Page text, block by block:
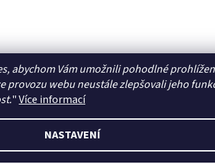
abychom Vám umožnili pohodlné
provozu webu neustále zlepšovali jeho
"Více informací
NASTAVENÍ